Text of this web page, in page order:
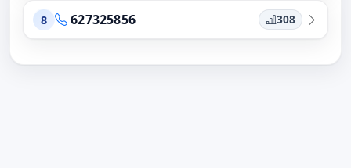
8 627325856 308